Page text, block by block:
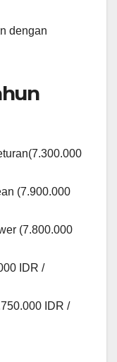
dengan
(7.900.000
(7.800.000
IDR /
IDR /